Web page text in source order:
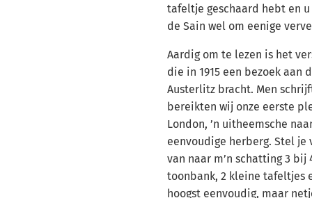
tafeltje geschaard hebt en
de Sain wel om eenige
Aardig om te lezen is het
die in 1915 een bezoek aan
Austerlitz bracht. Men
bereikten wij onze eerste
London, ’n uitheemsche
eenvoudige herberg. Stel je
van naar m’n schatting 3 bij
toonbank, 2 kleine tafeltjes
hoogst eenvoudig, maar